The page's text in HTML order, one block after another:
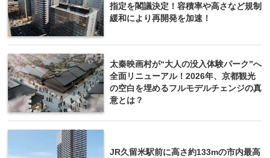
指定を閣議決定！容積率や高さなど規制
緩和により再開発を加速！
太秦映画村が“大人の没入体験パーク”へ
全面リニューアル！2026年、京都観光
の空白を埋めるフルモデルチェンジの真
意とは？
JR久留米駅前に高さ約133mの市内最高